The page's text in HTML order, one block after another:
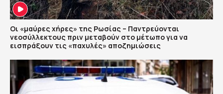
Οι «μαύρες χήρες» της Ρωσίας – Παντρεύονται
νεοσύλλεκτους πριν μεταβούν στο μέτωπο για να
εισπράξουν τις «παχυλές» αποζημιώσεις